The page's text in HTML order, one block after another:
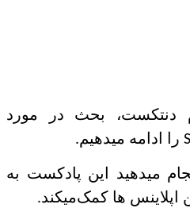
بحث در مورد
میدهید این پادکست به
ها کمک‌میکند.